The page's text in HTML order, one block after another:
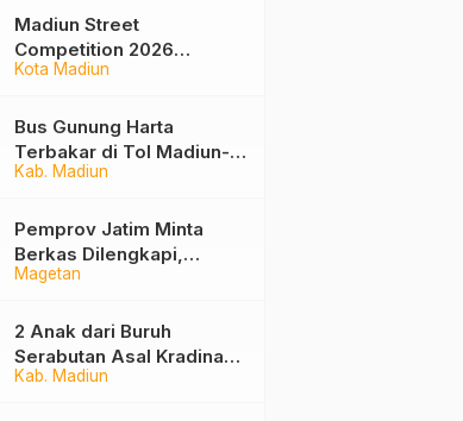
Kota Madiun
Madiun Street
Competition 2026
Ramaikan Balai Kota,
Muda dari Basket 3×3
hingga Mural
Kab. Madiun
Bus Gunung Harta
Terbakar di Tol Madiun-
Nganjuk, 30 Penumpang
Magetan
Pemprov Jatim Minta
Berkas Dilengkapi,
Penetapan Ketua DPRD
Kab. Madiun
2 Anak dari Buruh
Serabutan Asal Kradinan
Madiun Kini Masuk